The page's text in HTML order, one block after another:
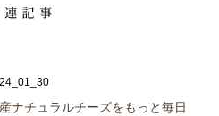
ナチュラルチーズをもっと毎日